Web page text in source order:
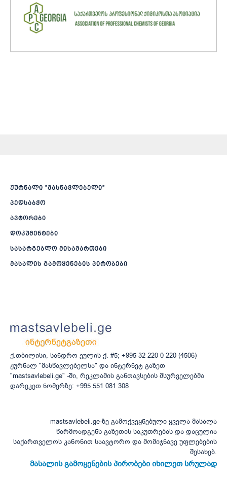
ჟურნალი ”მასწავლებელი”
პედსაბჭო
ავტორები
დოკუმენტები
სასარგებლო მისამართები
მასალის გამოყენების პირობები
ქ.თბილისი, სანდრო ეულის ქ. #5; +995 32 220 0 220 (4506)
ჟურნალ "მასწავლებელსა" და ინტერნეტ გაზეთ
"mastsavlebeli.ge" -ში, რეკლამის განთავსების მსურველებმა
დარეკეთ ნომერზე: +995 551 081 308
mastsavlebeli.ge-ზე გამოქვეყნებული ყველა მასალა
წარმოადგენს გაზეთის საკუთრებას და დაცულია
საქართველოს კანონით საავტორო და მომიჯნავე უფლებების
შესახებ.
მასალის გამოყენების პირობები იხილეთ სრულად